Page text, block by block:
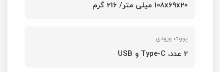
108x69x20 میلی متر/ 216 گرم
پورت ورودی
2 عدد، Type-C و USB